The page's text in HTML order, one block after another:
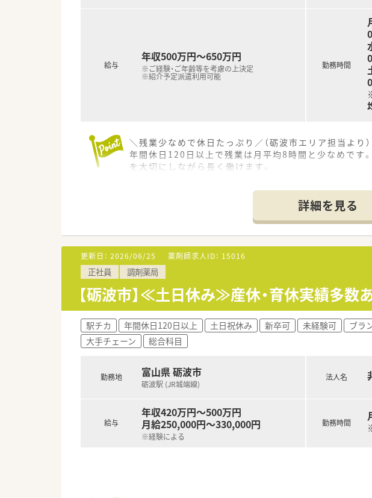
給与
年収500万円～650万円
※ご経験・ご年齢等を考慮の上決定
※紹介予定派遣利用可能
勤務時間
＼残業少なめで休日たっぷり／（砺波市エリア担当より）
年間休日120日以上で残業は月平均8時間と少なめです
を大切にしながら長く働けます。
■砺波駅から徒歩10分ほどの場所に位置しており、通勤
■主に近隣の眼科クリニックから処方箋を応需してお
■薬局内は薬剤師2名と数名の事務員が在籍しており、
【募集背景と求める人物像について】
■今回は体制強化に伴う募集となっており、周囲と協力
■眼科の専門性を学びたい意欲のある方や、地域に密着
■年齢は60歳まで応募が可能となっており、普通自動
【法人特徴について】
■県内を中心に50店舗以上を展開しており、北陸地方
■親会社が臨床検査事業を手がけているため経営基盤が
■女性の専務が在籍しており働き方への理解が深く、
詳細を見る
更新日： 2026/06/25 薬剤師求人ID： 15016
正社員 調剤薬局
【砺波市】≪土日休み≫産休・育休実績多数
駅チカ 年間休日120日以上 土日祝休み 新卒可 未経験可 ブラ
大手チェーン
総合科目
勤務地 富山県 砺波市
砺波駅 (JR城端線)
給与
年収420万円～500万円
月給250,000円～330,000円
※経験による
法人名
勤務時間